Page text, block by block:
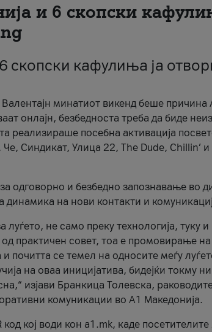
и 6 скопски
скопски кафулиња ја
минатиот викенд беше причина
онлајн, безбедноста треба да биде
реализираше посебна активација
Синдикат, Улица 22, The Dude, Chillin’ и
одговорно и безбедно запознавање во
динамика на нови контакти и
не само преку технологија, туку
практичен совет, тоа е промовирање
почитта се темел на односите меѓу
на оваа иницијатива, бидејќи токму
изјави Бранкица Толевска,
комуникации во А1 Македонија.
кој води кон a1.mk, каде